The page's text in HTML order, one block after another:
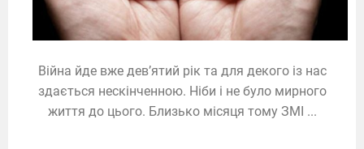
Війна йде вже дев’ятий рік та для декого із нас
здається нескінченною. Ніби і не було мирного
життя до цього. Близько місяця тому ЗМІ ...